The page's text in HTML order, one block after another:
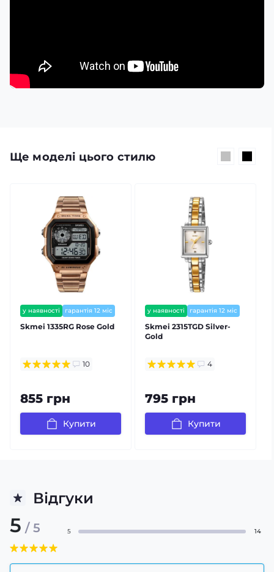
Ще моделі цього стилю
у наявності гарантія 12 міс
Skmei 1335RG Rose Gold
10
855 грн
Купити
у наявності гарантія 12 міс
Skmei 2315TGD Silver-
Gold
4
795 грн
Купити
Відгуки
5 / 5 5 14